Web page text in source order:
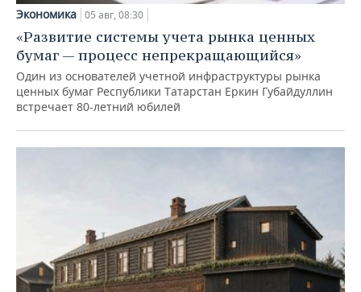
Экономика 05 авг, 08:30
«Развитие системы учета рынка ценных
бумаг — процесс непрекращающийся»
Один из основателей учетной инфраструктуры рынка
ценных бумаг Республики Татарстан Еркин Губайдуллин
встречает 80-летний юбилей